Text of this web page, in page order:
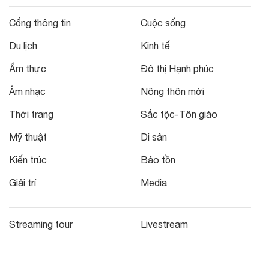
Cổng thông tin
Du lịch
Ẩm thực
Âm nhạc
Thời trang
Mỹ thuật
Kiến trúc
Giải trí
Cuộc sống
Kinh tế
Đô thị Hạnh phúc
Nông thôn mới
Sắc tộc-Tôn giáo
Di sản
Bảo tồn
Media
Streaming tour Livestream